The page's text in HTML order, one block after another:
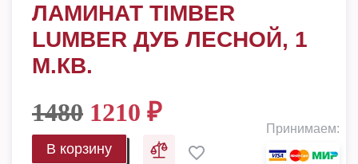
ЛАМИНАТ TIMBER
LUMBER ДУБ ЛЕСНОЙ, 1
М.КВ.
1480 1210 ₽
В корзину
Принимаем: